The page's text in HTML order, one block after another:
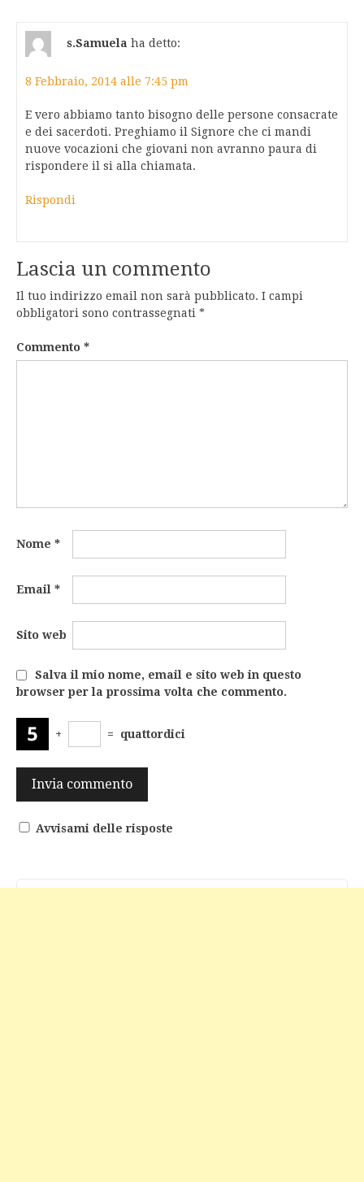
s.Samuela ha detto:
8 Febbraio, 2014 alle 7:45 pm
E vero abbiamo tanto bisogno delle persone consacrate
e dei sacerdoti. Preghiamo il Signore che ci mandi
nuove vocazioni che giovani non avranno paura di
rispondere il si alla chiamata.
Rispondi
Lascia un commento
Il tuo indirizzo email non sarà pubblicato. I campi
obbligatori sono contrassegnati *
Commento *
Nome *
Email *
Sito web
Salva il mio nome, email e sito web in questo
browser per la prossima volta che commento.
+ = quattordici
Avvisami delle risposte